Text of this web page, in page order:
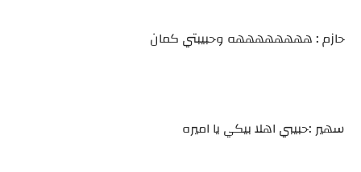
حازم : ههههههههه وحبيبتي كمان
سهير :حبيبي اهلا بيكي يا اميره